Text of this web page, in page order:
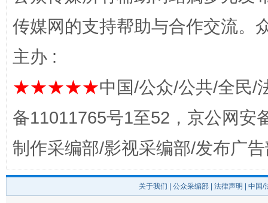
传媒网的支持帮助与合作交流。
主办 :
★★★★★中国/公众/公共/全民/
备11011765号1至52，京公网安
制作采编部/影视采编部/发布广
关于我们 公众采编部 法律声明 | 中国